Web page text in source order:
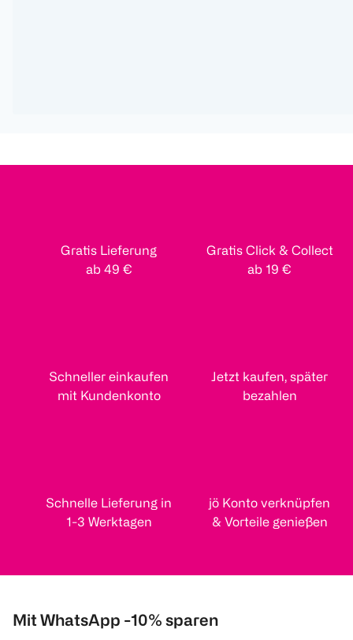
Gratis Lieferung
ab 49 €
Gratis Click & Collect
ab 19 €
Schneller einkaufen
mit Kundenkonto
Jetzt kaufen, später
bezahlen
Schnelle Lieferung in
1-3 Werktagen
jö Konto verknüpfen
& Vorteile genießen
Mit WhatsApp -10% sparen